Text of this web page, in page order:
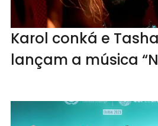
Karol conká e
lançam a música